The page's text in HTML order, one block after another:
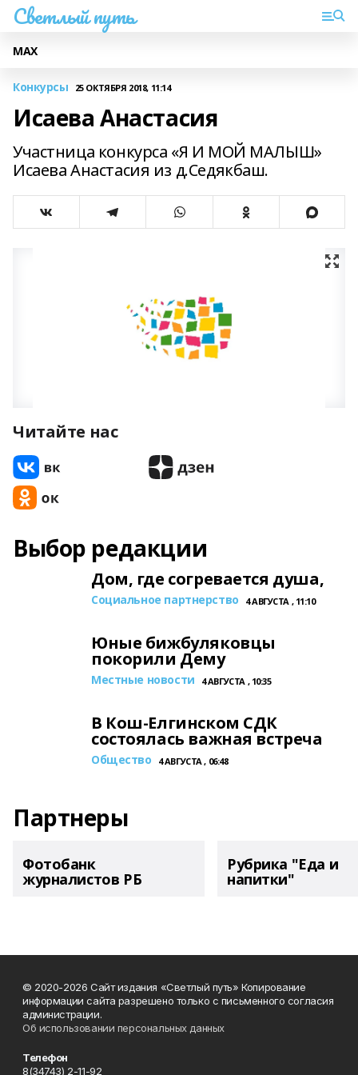
Светлый путь
МАХ
Конкурсы 25 ОКТЯБРЯ 2018, 11:14
Исаева Анастасия
Участница конкурса «Я И МОЙ МАЛЫШ»
Исаева Анастасия из д.Cедякбаш.
Читайте нас
Выбор редакции
Дом, где согревается душа,
Социальное партнерство 4 АВГУСТА , 11:10
Юные бижбуляковцы
покорили Дему
Местные новости 4 АВГУСТА , 10:35
В Кош-Елгинском СДК
состоялась важная встреча
Общество 4 АВГУСТА , 06:48
Партнеры
Фотобанк
журналистов РБ
Рубрика "Еда и
напитки"
© 2020-2026 Сайт издания «Светлый путь» Копирование
информации сайта разрешено только с письменного согласия
администрации.
Об использовании персональных данных
Телефон
8(34743) 2-11-92